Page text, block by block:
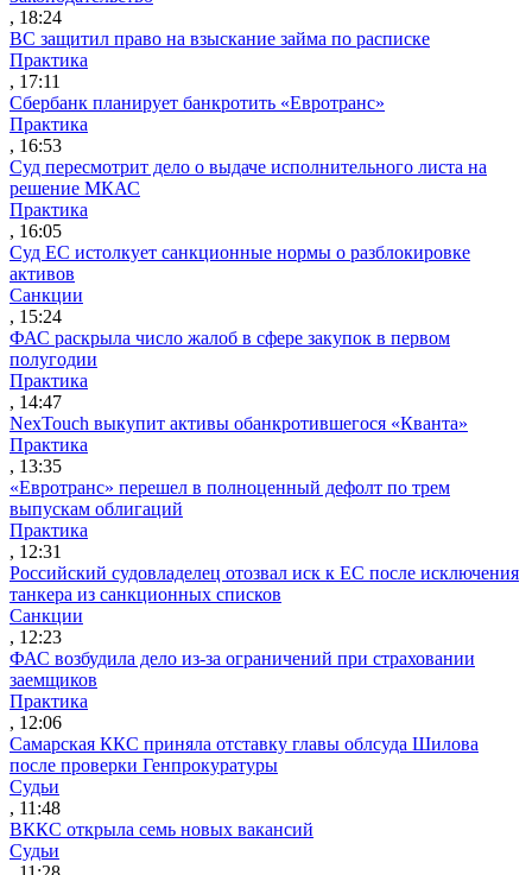
, 18:24
ВС защитил право на взыскание займа по расписке
Практика
, 17:11
Сбербанк планирует банкротить «Евротранс»
Практика
, 16:53
Суд пересмотрит дело о выдаче исполнительного листа на
решение МКАС
Практика
, 16:05
Суд ЕС истолкует санкционные нормы о разблокировке
активов
Санкции
, 15:24
ФАС раскрыла число жалоб в сфере закупок в первом
полугодии
Практика
, 14:47
NexTouch выкупит активы обанкротившегося «Кванта»
Практика
, 13:35
«Евротранс» перешел в полноценный дефолт по трем
выпускам облигаций
Практика
, 12:31
Российский судовладелец отозвал иск к ЕС после исключения
танкера из санкционных списков
Санкции
, 12:23
ФАС возбудила дело из-за ограничений при страховании
заемщиков
Практика
, 12:06
Самарская ККС приняла отставку главы облсуда Шилова
после проверки Генпрокуратуры
Судьи
, 11:48
ВККС открыла семь новых вакансий
Судьи